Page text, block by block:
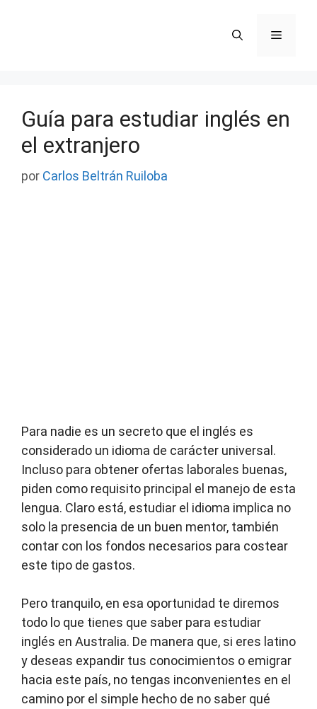
Menú
Guía para estudiar inglés en
el extranjero
por Carlos Beltrán Ruiloba
Para nadie es un secreto que el inglés es
considerado un idioma de carácter universal.
Incluso para obtener ofertas laborales buenas,
piden como requisito principal el manejo de esta
lengua. Claro está, estudiar el idioma implica no
solo la presencia de un buen mentor, también
contar con los fondos necesarios para costear
este tipo de gastos.
Pero tranquilo, en esa oportunidad te diremos
todo lo que tienes que saber para estudiar
inglés en Australia. De manera que, si eres latino
y deseas expandir tus conocimientos o emigrar
hacia este país, no tengas inconvenientes en el
camino por el simple hecho de no saber qué